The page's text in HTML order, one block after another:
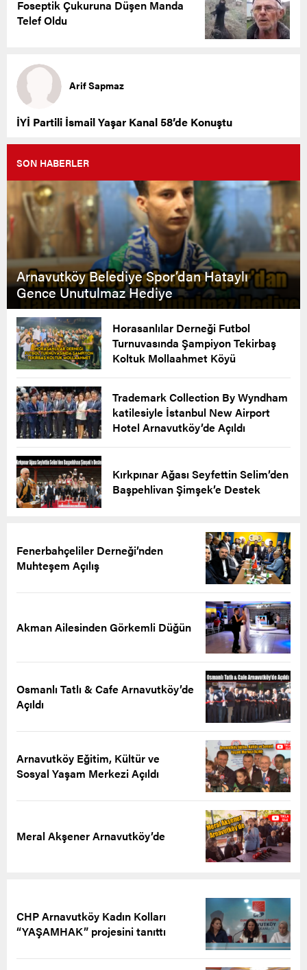
Foseptik Çukuruna Düşen Manda
Telef Oldu
Arif Sapmaz
İYİ Partili İsmail Yaşar Kanal 58’de Konuştu
SON HABERLER
Arnavutköy Belediye Spor’dan Hataylı
Gence Unutulmaz Hediye
Horasanlılar Derneği Futbol
Turnuvasında Şampiyon Tekirbaş
Koltuk Mollaahmet Köyü
Trademark Collection By Wyndham
katilesiyle İstanbul New Airport
Hotel Arnavutköy’de Açıldı
Kırkpınar Ağası Seyfettin Selim’den
Başpehlivan Şimşek’e Destek
Fenerbahçeliler Derneği’nden
Muhteşem Açılış
Akman Ailesinden Görkemli Düğün
Osmanlı Tatlı & Cafe Arnavutköy’de
Açıldı
Arnavutköy Eğitim, Kültür ve
Sosyal Yaşam Merkezi Açıldı
Meral Akşener Arnavutköy’de
CHP Arnavutköy Kadın Kolları
“YAŞAMHAK” projesini tanıttı